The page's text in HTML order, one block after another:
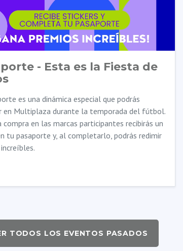
- Esta es la Fiesta de
es una dinámica especial que podrás
en Multiplaza durante la temporada del fútbol.
compra en las marcas participantes recibirás un
tu pasaporte y, al completarlo, podrás redimir
TODOS LOS EVENTOS PASADOS